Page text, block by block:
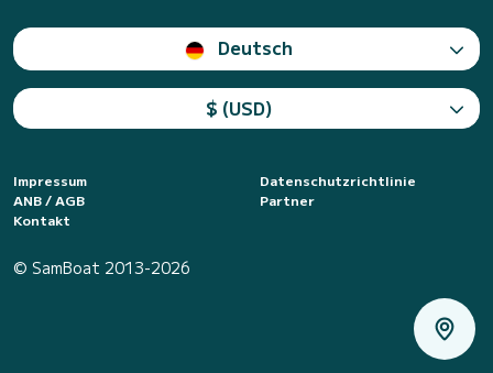
Deutsch
$ (USD)
Impressum
Datenschutzrichtlinie
ANB / AGB
Partner
Kontakt
© SamBoat 2013-2026